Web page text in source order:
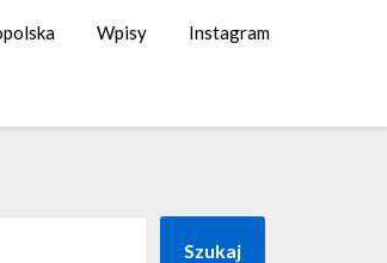
Wpisy Instagram
Szukaj